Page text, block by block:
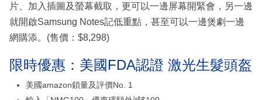
片、加入插圖及螢幕截取，更可以一邊屏幕開緊會，另一邊
就開啟Samsung Notes記低重點，甚至可以一邊煲劇一邊
網購添。(售價：$8,298)
限時優惠：美國FDA認證 激光生髮頭盔
美國amazon鎖量及評價No. 1